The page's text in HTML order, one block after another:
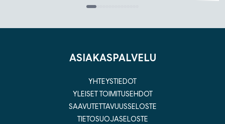
ASIAKASPALVELU
YHTEYSTIEDOT
YLEISET TOIMITUSEHDOT
SAAVUTETTAVUUSSELOSTE
TIETOSUOJASELOSTE